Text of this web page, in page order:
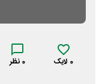
0 لایک 0 نظر